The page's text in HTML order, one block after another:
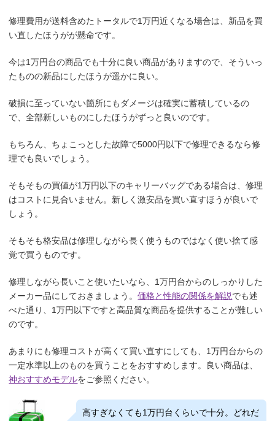
修理費用が送料含めたトータルで1万円近くなる場合は、新品を買
い直したほうがが懸命です。
今は1万円台の商品でも十分に良い商品がありますので、そういっ
たものの新品にしたほうが遥かに良い。
破損に至っていない箇所にもダメージは確実に蓄積しているの
で、全部新しいものにしたほうがずっと良いのです。
もちろん、ちょこっとした故障で5000円以下で修理できるなら修
理でも良いでしょう。
そもそもの買値が1万円以下のキャリーバッグである場合は、修理
はコストに見合いません。新しく激安品を買い直すほうが良いで
しょう。
そもそも格安品は修理しながら長く使うものではなく使い捨て感
覚で買うものです。
修理しながら長いこと使いたいなら、1万円台からのしっかりした
メーカー品にしておきましょう。価格と性能の関係を解説でも述
べた通り、1万円以下ですと高品質な商品を提供することが難しい
のです。
あまりにも修理コストが高くて買い直すにしても、1万円台からの
一定水準以上のものを買うことをおすすめします。良い商品は、
神おすすめモデルをご参照ください。
高すぎなくても1万円台くらいで十分。どれだ